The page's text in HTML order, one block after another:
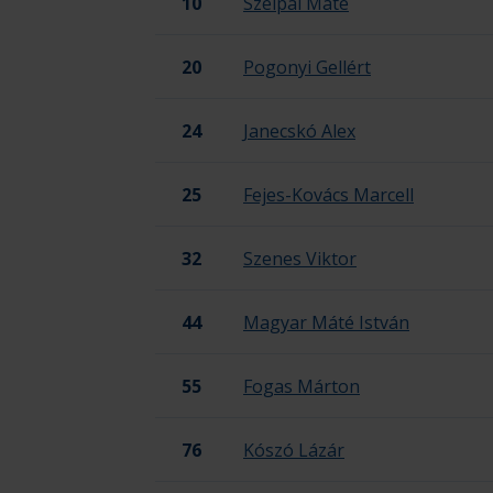
20 Pogonyi Gellért
24 Janecskó Alex
25 Fejes-Kovács Marcell
32 Szenes Viktor
44 Magyar Máté István
55 Fogas Márton
76 Kószó Lázár